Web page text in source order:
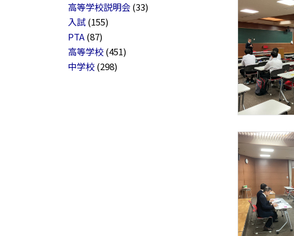
高等学校説明会(33)
入試(155)
PTA(87)
高等学校(451)
中学校(298)